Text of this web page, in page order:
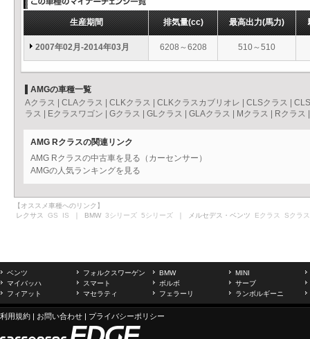
生産期間 排気量(cc) 最高出力(馬力)
2007年02月-2014年03月 6208～6208 510～510
AMGの車種一覧
Aクラス
CLAクラス CLKクラス CLKクラスカブリオレ CLSクラス
ラス
Eクラスワゴン Gクラス GLクラス GLAクラス Mクラス Rクラス
AMG Rクラスの関連リンク
AMG Rクラスの中古車を見る（カーセンサー）
AMGの人気ランキングを見る
【オススメ車種へのリンク】
レクサス GS IS ｜ BMW 3シリーズ 5シリーズ ｜ メルセデス・ベンツ Eクラス Sクラス
ベンツ フォルクスワーゲン BMW
MINI
マイバッハ
スマート ボルボ
サーブ
フィアット
マセラティ フェラーリ ランボルギーニ
利用規約 | お問い合わせ | プライバシーポリシー